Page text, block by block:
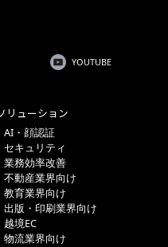
YOUTUBE
リューション
AI・顔認証
セキュリティ
業務効率改善
不動産業界向け
教育業界向け
出版・印刷業界向け
越境EC
物流業界向け